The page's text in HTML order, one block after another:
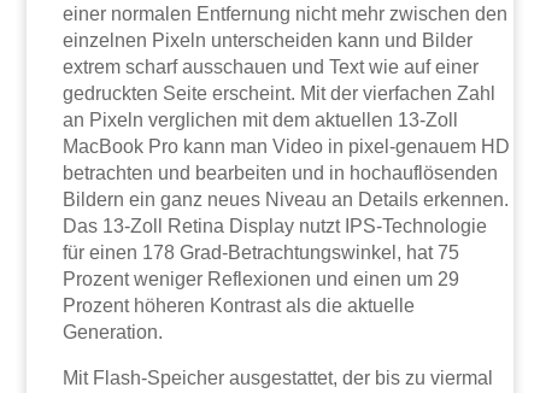
einer normalen Entfernung nicht mehr zwischen den
einzelnen Pixeln unterscheiden kann und Bilder
extrem scharf ausschauen und Text wie auf einer
gedruckten Seite erscheint. Mit der vierfachen Zahl
an Pixeln verglichen mit dem aktuellen 13-Zoll
MacBook Pro kann man Video in pixel-genauem HD
betrachten und bearbeiten und in hochauflösenden
Bildern ein ganz neues Niveau an Details erkennen.
Das 13-Zoll Retina Display nutzt IPS-Technologie
für einen 178 Grad-Betrachtungswinkel, hat 75
Prozent weniger Reflexionen und einen um 29
Prozent höheren Kontrast als die aktuelle
Generation.
Mit Flash-Speicher ausgestattet, der bis zu viermal